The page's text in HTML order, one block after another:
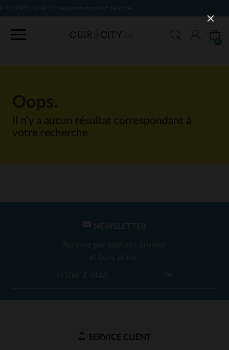
Il n'y a aucun résultat correspondant à
votre recherche
NEWSLETTER
Recevez par mail nos promos
et bons plans !
OK
SERVICE CLIENT